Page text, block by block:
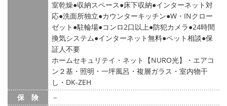
室乾燥 収納スペース 床下収納 インターネット対
応 洗面所独立 カウンターキッチン W・INクロー
ゼット 駐輪場 コンロ2口以上 防犯カメラ 24時間
換気システム インターネット無料 ペット相談 保
証人不要
ホームセキュリテイ・ネット【NURO光】・エアコ
ン２基・照明・一坪風呂・複層ガラス・室内物干
し・DK-ZEH
保 険
－